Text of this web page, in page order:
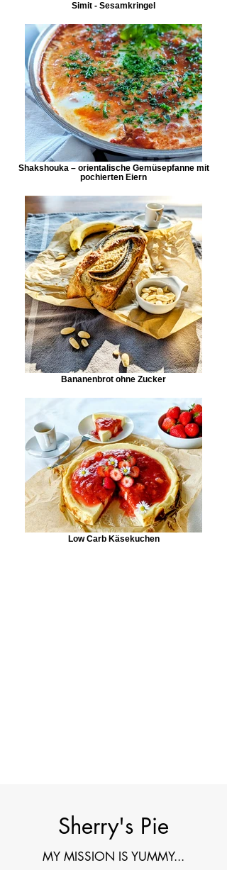
Simit - Sesamkringel
Shakshouka – orientalische Gemüsepfanne mit
pochierten Eiern
Bananenbrot ohne Zucker
Low Carb Käsekuchen
Sherry's Pie
MY MISSION IS YUMMY...